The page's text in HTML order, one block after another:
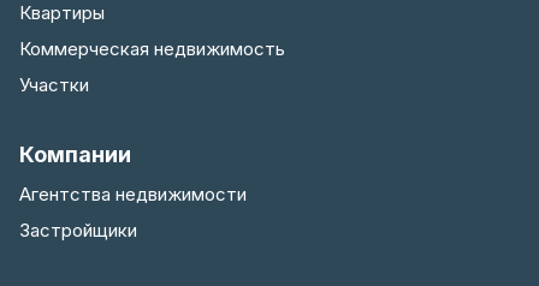
Квартиры
Коммерческая недвижимость
Участки
Компании
Агентства недвижимости
Застройщики